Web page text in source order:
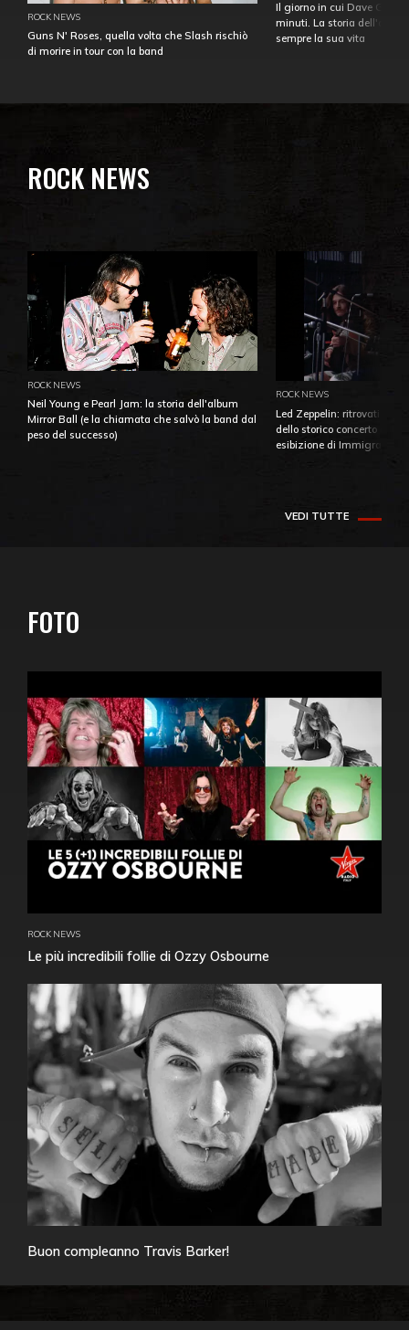
ROCK NEWS
Guns N' Roses, quella volta che Slash rischiò
di morire in tour con la band
Il giorno in cui Dave
minuti. La storia
sempre la sua vita
ROCK NEWS
ROCK NEWS
Neil Young e Pearl Jam: la storia dell'album
Mirror Ball (e la chiamata che salvò la band dal
peso del successo)
ROCK NEWS
Led Zeppelin: ritrovati e
dello storico concerto di
esibizione di Immigrant
VEDI TUTTE
FOTO
ROCK NEWS
Le più incredibili follie di Ozzy Osbourne
Buon compleanno Travis Barker!